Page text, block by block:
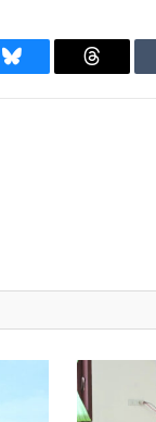
Bluesky Threads